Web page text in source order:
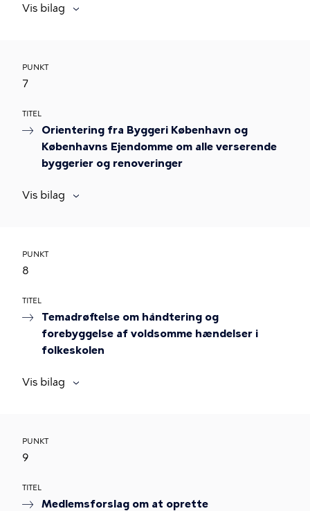
Vis bilag
PUNKT
7
TITEL
Orientering fra Byggeri København og
Københavns Ejendomme om alle verserende
byggerier og renoveringer
Vis bilag
PUNKT
8
TITEL
Temadrøftelse om håndtering og
forebyggelse af voldsomme hændelser i
folkeskolen
Vis bilag
PUNKT
9
TITEL
Medlemsforslag om at oprette